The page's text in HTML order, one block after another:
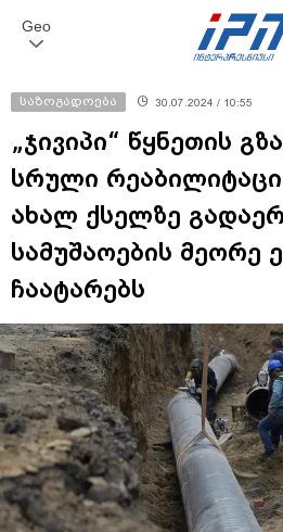
Geo
საზოგადოება 30.07.2024 / 10:55
„ჯივიპი“ წყნეთის
სრული
ახალ ქსელზე
სამუშაოების მეორე
ჩაატარებს